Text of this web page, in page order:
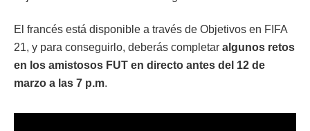
El francés está disponible a través de Objetivos en FIFA
21, y para conseguirlo, deberás completar algunos retos
en los amistosos FUT en directo antes del 12 de
marzo a las 7 p.m.